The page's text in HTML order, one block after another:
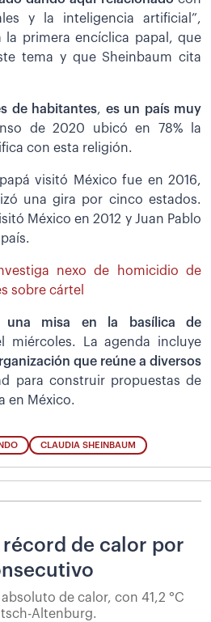
y la inteligencia artificial”,
la primera encíclica papal, que
tema y que Sheinbaum cita
de habitantes, es un país muy
de 2020 ubicó en 78% la
con esta religión.
visitó México fue en 2016,
una gira por cinco estados.
México en 2012 y Juan Pablo
nexo de homicidio de
sobre cártel
una misa en la basílica de
miércoles. La agenda incluye
que reúne a diversos
para construir propuestas de
en México.
CLAUDIA SHEINBAUM
de calor por
de calor, con 41,2 °C
Altenburg.